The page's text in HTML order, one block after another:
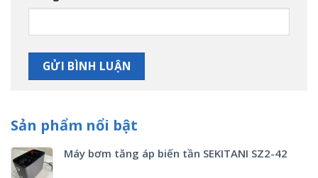
Sản phẩm nổi bật
Máy bơm tăng áp biến tần SEKITANI SZ2-42